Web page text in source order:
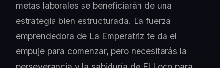
metas laborales se beneficiarán de una
estrategia bien estructurada. La fuerza
emprendedora de La Emperatriz te da el
empuje para comenzar, pero necesitarás la